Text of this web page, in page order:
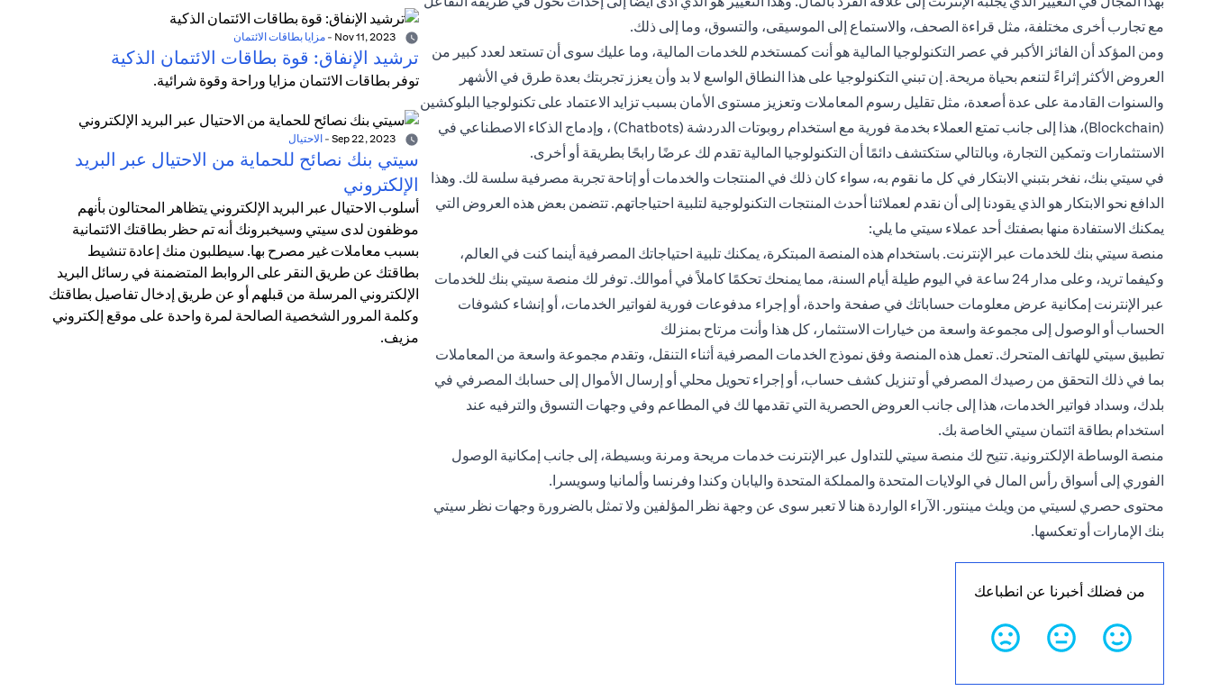
مع تجارب أخرى مختلفة، مثل قراءة الصحف، والاستماع إلى الموسيقى، والتسوق، وما إلى ذلك.
ومن المؤكد أن الفائز الأكبر في عصر التكنولوجيا المالية هو أنت كمستخدم للخدمات المالية، وما عليك سوى أن تستعد لعدد كبير من
العروض الأكثر إثراءً لتنعم بحياة مريحة. إن تبني التكنولوجيا على هذا النطاق الواسع لا بد وأن يعزز تجربتك بعدة طرق في الأشهر
والسنوات القادمة على عدة أصعدة، مثل تقليل رسوم المعاملات وتعزيز مستوى الأمان بسبب تزايد الاعتماد على تكنولوجيا البلوكشين
(Blockchain)، هذا إلى جانب تمتع العملاء بخدمة فورية مع استخدام روبوتات الدردشة (Chatbots) ، وإدماج الذكاء الاصطناعي في
الاستثمارات وتمكين التجارة، وبالتالي ستكتشف دائمًا أن التكنولوجيا المالية تقدم لك عرضًا رابحًا بطريقة أو أخرى.
في سيتي بنك، نفخر بتبني الابتكار في كل ما نقوم به، سواء كان ذلك في المنتجات والخدمات أو إتاحة تجربة مصرفية سلسة لك. وهذا
الدافع نحو الابتكار هو الذي يقودنا إلى أن نقدم لعملائنا أحدث المنتجات التكنولوجية لتلبية احتياجاتهم. تتضمن بعض هذه العروض التي
يمكنك الاستفادة منها بصفتك أحد عملاء سيتي ما يلي:
منصة سيتي بنك للخدمات عبر الإنترنت. باستخدام هذه المنصة المبتكرة، يمكنك تلبية احتياجاتك المصرفية أينما كنت في العالم،
وكيفما تريد، وعلى مدار 24 ساعة في اليوم طيلة أيام السنة، مما يمنحك تحكمًا كاملاً في أموالك. توفر لك منصة سيتي بنك للخدمات
عبر الإنترنت إمكانية عرض معلومات حساباتك في صفحة واحدة، أو إجراء مدفوعات فورية لفواتير الخدمات، أو إنشاء كشوفات
الحساب أو الوصول إلى مجموعة واسعة من خيارات الاستثمار، كل هذا وأنت مرتاح بمنزلك
تطبيق سيتي للهاتف المتحرك. تعمل هذه المنصة وفق نموذج الخدمات المصرفية أثناء التنقل، وتقدم مجموعة واسعة من المعاملات
بما في ذلك التحقق من رصيدك المصرفي أو تنزيل كشف حساب، أو إجراء تحويل محلي أو إرسال الأموال إلى حسابك المصرفي في
بلدك، وسداد فواتير الخدمات، هذا إلى جانب العروض الحصرية التي تقدمها لك في المطاعم وفي وجهات التسوق والترفيه عند
استخدام بطاقة ائتمان سيتي الخاصة بك.
منصة الوساطة الإلكترونية. تتيح لك منصة سيتي للتداول عبر الإنترنت خدمات مريحة ومرنة وبسيطة، إلى جانب إمكانية الوصول
الفوري إلى أسواق رأس المال في الولايات المتحدة والمملكة المتحدة واليابان وكندا وفرنسا وألمانيا وسويسرا.
محتوى حصري لسيتي من ويلث مينتور. الآراء الواردة هنا لا تعبر سوى عن وجهة نظر المؤلفين ولا تمثل بالضرورة وجهات نظر سيتي
بنك الإمارات أو تعكسها.
- مزايا بطاقات الائتمان
ترشيد الإنفاق: قوة بطاقات الائتمان الذكية
توفر بطاقات الائتمان مزايا وراحة وقوة شرائية.
- الاحتيال
سيتي بنك نصائح للحماية من الاحتيال عبر البريد
الإلكتروني
أسلوب الاحتيال عبر البريد الإلكتروني يتظاهر المحتالون بأنهم
موظفون لدى سيتي وسيخبرونك أنه تم حظر بطاقتك الائتمانية
بسبب معاملات غير مصرح بها. سيطلبون منك إعادة تنشيط
بطاقتك عن طريق النقر على الروابط المتضمنة في رسائل البريد
الإلكتروني المرسلة من قبلهم أو عن طريق إدخال تفاصيل بطاقتك
وكلمة المرور الشخصية الصالحة لمرة واحدة على موقع إلكتروني
مزيف.
من فضلك أخبرنا عن انطباعك